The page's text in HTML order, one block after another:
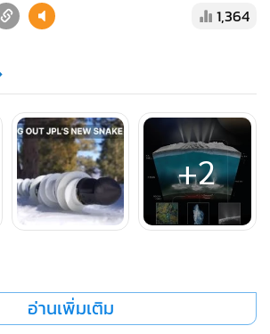
ส่วนใหญ่ของ NASA เกือบทั้งหมดจะมีล้อ
รเคลื่อนไปสำรวจพื้นผิวของดาวเคราะห์
งภูมิประเทศบนดวงดาวที่ไปสำรวจ
มีความยาวประมาณ 4 เมตร หนัก
ม มีกล้องเพื่อการสำรวจ 4 คู่ โดยได้เริ่มมี
มิประเทศจริง เช่น บนหิมะ หรือหน้าผาน้ำ
ยกันกับภูมิประเทศของดวงจันทร์เอนเซ
หุ่นยนต์คือ มีความโดดเด่นในการคำนวณ
ข้อมูลที่รวบรวมมาโดยใช้กล้องและ
1,364
+2
อ่านเพิ่มเติม